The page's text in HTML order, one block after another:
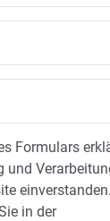
Formulars
und
in der